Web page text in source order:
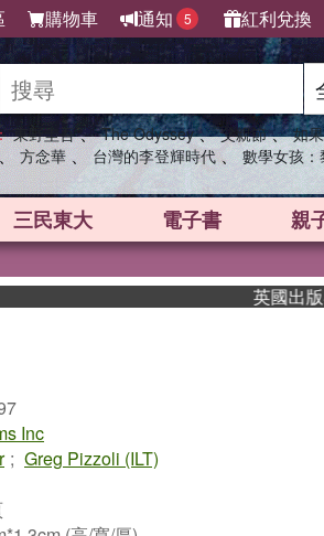
購物車 通知 5 紅利兌換
東野圭吾 、 The Odyssey 、 父親節 、 如
、 方念華 、 台灣的李登輝時代 、 數學女孩：
三民東大 電子書 親
英國出版
Inc
; Greg Pizzoli (ILT)